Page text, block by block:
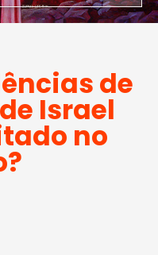
de
Israel
no